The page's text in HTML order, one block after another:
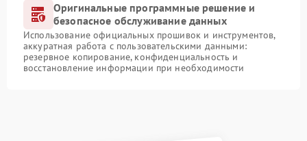
Оригинальные программные решение и
безопасное обслуживание данных
Использование официальных прошивок и инструментов,
аккуратная работа с пользовательскими данными:
резервное копирование, конфиденциальность и
восстановление информации при необходимости